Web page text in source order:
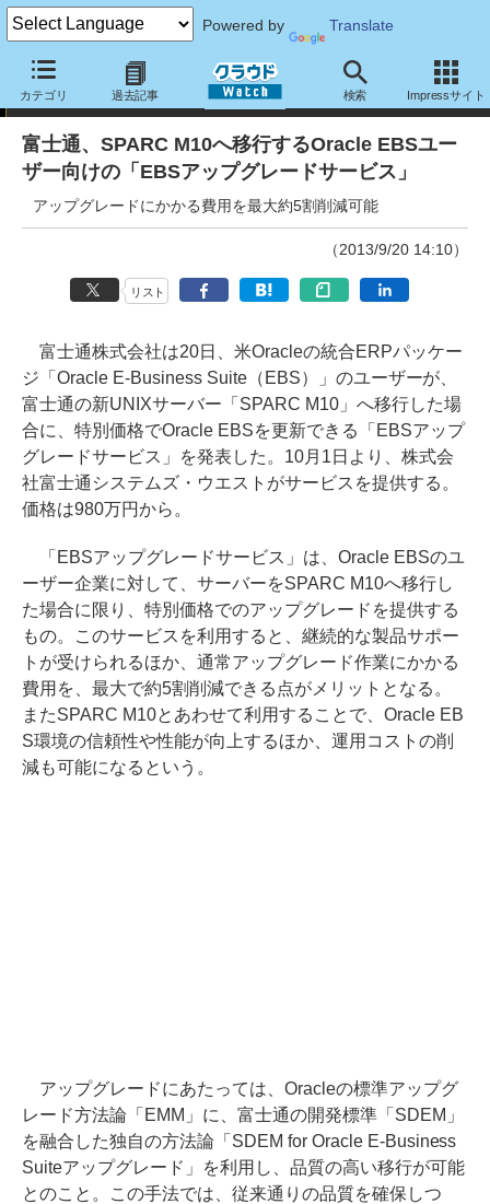
Powered by Translate
カテゴリ 過去記事 検索 Impressサイト
ニュース
富士通、SPARC M10へ移行するOracle EBSユー
ザー向けの「EBSアップグレードサービス」
アップグレードにかかる費用を最大約5割削減可能
（2013/9/20 14:10）
リスト
富士通株式会社は20日、米Oracleの統合ERPパッケー
ジ「Oracle E-Business Suite（EBS）」のユーザーが、
富士通の新UNIXサーバー「SPARC M10」へ移行した場
合に、特別価格でOracle EBSを更新できる「EBSアップ
グレードサービス」を発表した。10月1日より、株式会
社富士通システムズ・ウエストがサービスを提供する。
価格は980万円から。
「EBSアップグレードサービス」は、Oracle EBSのユ
ーザー企業に対して、サーバーをSPARC M10へ移行し
た場合に限り、特別価格でのアップグレードを提供する
もの。このサービスを利用すると、継続的な製品サポー
トが受けられるほか、通常アップグレード作業にかかる
費用を、最大で約5割削減できる点がメリットとなる。
またSPARC M10とあわせて利用することで、Oracle EB
S環境の信頼性や性能が向上するほか、運用コストの削
減も可能になるという。
アップグレードにあたっては、Oracleの標準アップグ
レード方法論「EMM」に、富士通の開発標準「SDEM」
を融合した独自の方法論「SDEM for Oracle E-Business
Suiteアップグレード」を利用し、品質の高い移行が可能
とのこと。この手法では、従来通りの品質を確保しつ